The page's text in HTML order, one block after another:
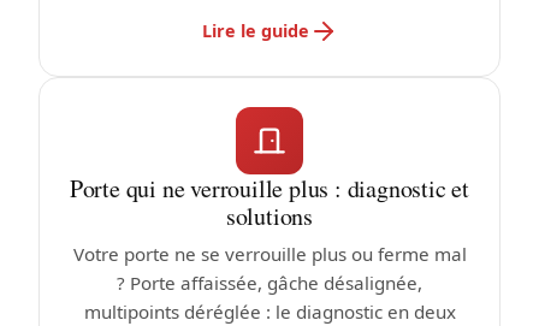
Lire le guide
Porte qui ne verrouille plus : diagnostic et
solutions
Votre porte ne se verrouille plus ou ferme mal
? Porte affaissée, gâche désalignée,
multipoints déréglée : le diagnostic en deux